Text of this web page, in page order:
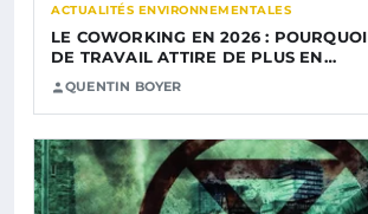
ACTUALITÉS ENVIRONNEMENTALES
LE COWORKING EN 2026 :
DE TRAVAIL ATTIRE DE PLUS EN…
QUENTIN BOYER